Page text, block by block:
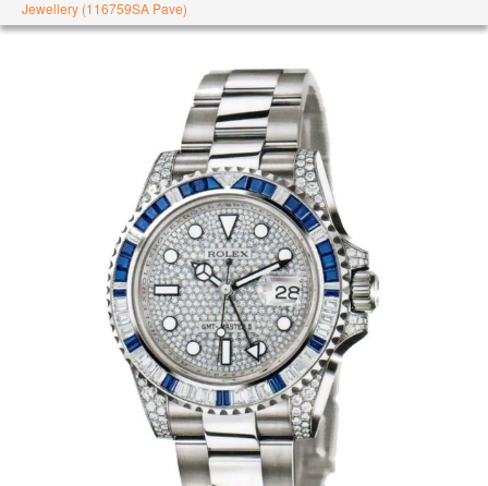
Jewellery (116759SA Pave)